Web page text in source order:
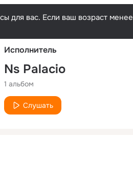
для вас. Если ваш возраст
Исполнитель
Ns Palacio
1 альбом
Слушать